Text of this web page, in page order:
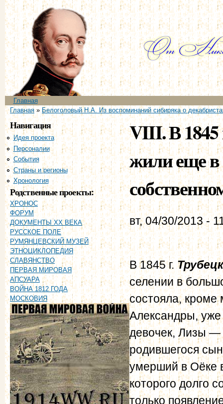
Главное меню
Главная
Вы здесь
Главная» Белоголовый Н.А. Из воспоминаний сибиряка о
Навигация
Идея проекта
Персоналии
События
Страны и регионы
Хронология
Родственные проекты:
ХРОНОС
ФОРУМ
ДОКУМЕНТЫ XX ВЕКА
РУССКОЕ ПОЛЕ
РУМЯНЦЕВСКИЙ МУЗЕЙ
ЭТНОЦИКЛОПЕДИЯ
СЛАВЯНСТВО
ПЕРВАЯ МИРОВАЯ
АПСУАРА
ВОЙНА 1812 ГОДА
МОСКОВИЯ
VIII. В 1845
жили еще в
вт, 04/30/2013 -
В 1845 г.
селении в
состояла,
Александры,
девочек, Лизы —
родившегося
умерший в Оёке
которого долго
только